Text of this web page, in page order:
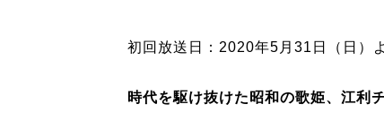
初回放送日：2020年5月31日（日）
時代を駆け抜けた昭和の歌姫、江利